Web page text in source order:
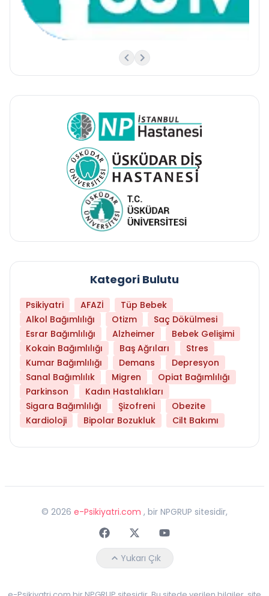
Kategori Bulutu
Psikiyatri AFAZİ
Tüp Bebek
Alkol Bağımlılığı
Otizm
Saç Dökülmesi
Esrar Bağımlılığı
Alzheimer
Bebek Gelişimi
Kokain Bağımlılığı
Baş Ağrıları
Stres
Kumar Bağımlılığı
Demans
Depresyon
Sanal Bağımlılık
Migren
Opiat Bağımlılığı
Parkinson
Kadın Hastalıkları
Sigara Bağımlılığı
Şizofreni
Obezite
Kardioloji
Bipolar Bozukluk Cilt Bakımı
© 2026 e-Psikiyatri.com , bir NPGRUP sitesidir,
FaceebokTwitterYoutube
Yukarı Çık